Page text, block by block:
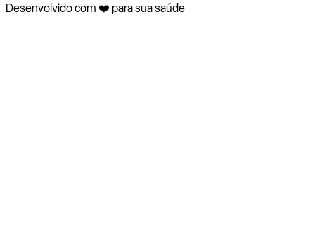
Desenvolvido com ❤️ para sua saúde